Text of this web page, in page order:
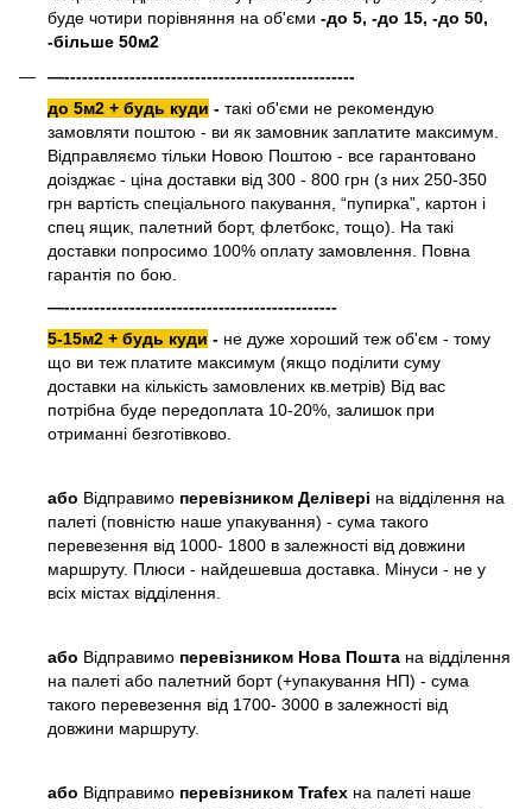
буде чотири порівняння на об'єми -до 5, -до 15, -до 50,
-більше 50м2
—-------------------------------------------------
до 5м2 + будь куди - такі об'єми не рекомендую
замовляти поштою - ви як замовник заплатите максимум.
Відправляємо тільки Новою Поштою - все гарантовано
доізджає - ціна доставки від 300 - 800 грн (з них 250-350
грн вартість спеціального пакування, “пупирка”, картон і
спец ящик, палетний борт, флетбокс, тощо). На такі
доставки попросимо 100% оплату замовлення. Повна
гарантія по бою.
—----------------------------------------------
5-15м2 + будь куди - не дуже хороший теж об'єм - тому
що ви теж платите максимум (якщо поділити суму
доставки на кількість замовлених кв.метрів) Від вас
потрібна буде передоплата 10-20%, залишок при
отриманні безготівково.
або Відправимо перевізником Делівері на відділення на
палеті (повністю наше упакування) - сума такого
перевезення від 1000- 1800 в залежності від довжини
маршруту. Плюси - найдешевша доставка. Мінуси - не у
всіх містах відділення.
або Відправимо перевізником Нова Пошта на відділення
на палеті або палетний борт (+упакування НП) - сума
такого перевезення від 1700- 3000 в залежності від
довжини маршруту.
або Відправимо перевізником Trafex на палеті наше